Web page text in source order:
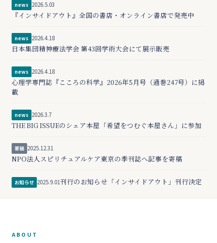
news 2026.5.03
『インサイドアウト』全国の書店・オンライン書店で発売中
news 2026.4.18
日本集団精神療法学会 第43回学術大会にて展示販売
news 2026.4.18
心理学専門誌『こころの科学』2026年5月号（通巻247号）に掲
載
news 2026.3.7
THE BIG ISSUEのシェア本屋「希望をつむぐ本屋さん」に参加
寄稿 2025.12.31
NPO法人スピリチュアルケア東京の季刊誌へ記事を寄稿
お知らせ 2025.9.01刊行のお知らせ「インサイドアウト」刊行決定
ABOUT